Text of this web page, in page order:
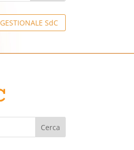
GESTIONALE SdC
Cerca